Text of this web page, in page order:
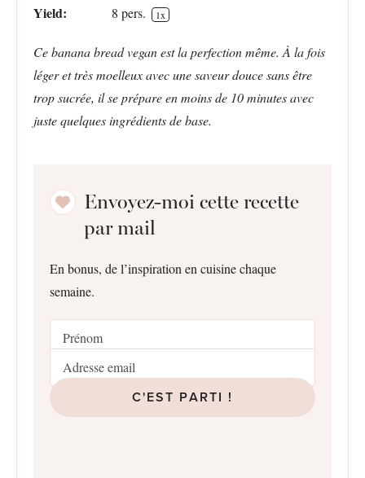
Yield: 8 pers. 1x
Ce banana bread vegan est la perfection même. À la fois
léger et très moelleux avec une saveur douce sans être
trop sucrée, il se prépare en moins de 10 minutes avec
juste quelques ingrédients de base.
Envoyez-moi cette recette
par mail
En bonus, de l’inspiration en cuisine chaque
semaine.
C'EST PARTI !